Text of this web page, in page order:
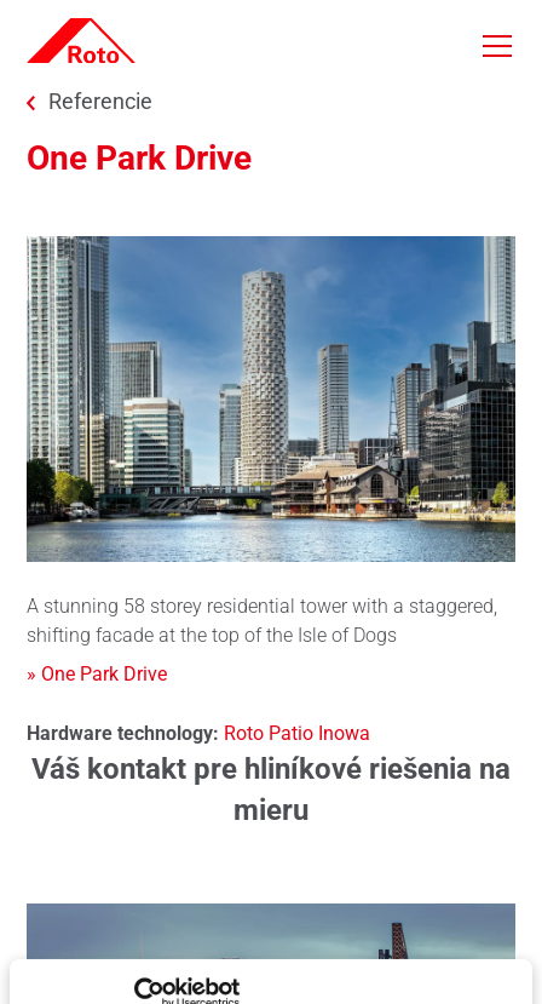
Skip to main content
You are here:
Referencie
One Park Drive
A stunning 58 storey residential tower with a staggered,
shifting facade at the top of the Isle of Dogs
» One Park Drive
Hardware technology: Roto Patio Inowa
Váš kontakt pre hliníkové riešenia na
mieru